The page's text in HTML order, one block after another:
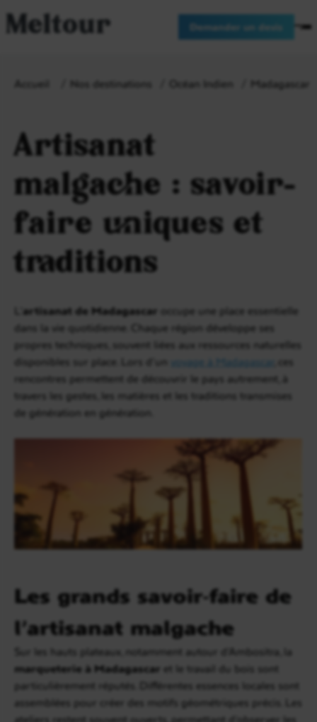
Meltour Demander un devis
Accueil Nos destinations Océan Indien Madagascar
Artisanat
malgache : savoir-
faire uniques et
traditions
artisanat de Madagascar occupe une place essentielle
dans la vie quotidienne. Chaque région développe ses
propres techniques, souvent liées aux ressources naturelles
disponibles sur place. Lors d’un
voyage à Madagascar
, ces
rencontres permettent de découvrir le pays autrement, à
travers les gestes, les matières et les traditions transmises
de génération en génération.
Les grands savoir-faire de
l’artisanat malgache
Sur les hauts plateaux, notamment autour d’Ambositra, la
marqueterie à Madagascar et le travail du bois sont
particulièrement réputés. Différentes essences locales sont
assemblées pour créer des motifs géométriques précis. Les
ateliers restent souvent ouverts, permettant d’observer les